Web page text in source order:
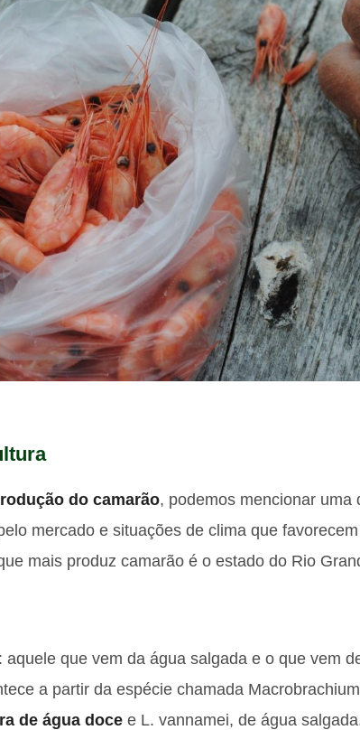
do camarão, podemos mencionar uma
mercado e situações de clima que
mais produz camarão é o estado do Rio
que vem da água salgada e o que vem
a partir da espécie chamada Macrobrachium
de água doce e L. vannamei, de água